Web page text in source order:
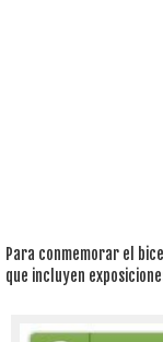
Para conmemorar el
que incluyen